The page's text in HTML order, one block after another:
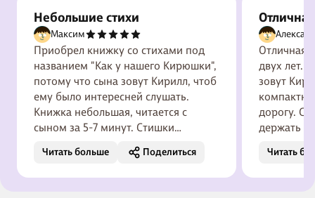
Небольшие стихи
Максим
Приобрел книжку со стихами под
названием "Как у нашего Кирюшки",
потому что сына зовут Кирилл, чтоб
ему было интересней слушать.
Книжка небольшая, читается с
сыном за 5-7 минут. Стишки
складные, забавные, порой
смешные. К каждому стишку есть
Читать больше Поделиться
Отличная
двух лет.
зовут
дорогу.
держать и
цветной
Читать